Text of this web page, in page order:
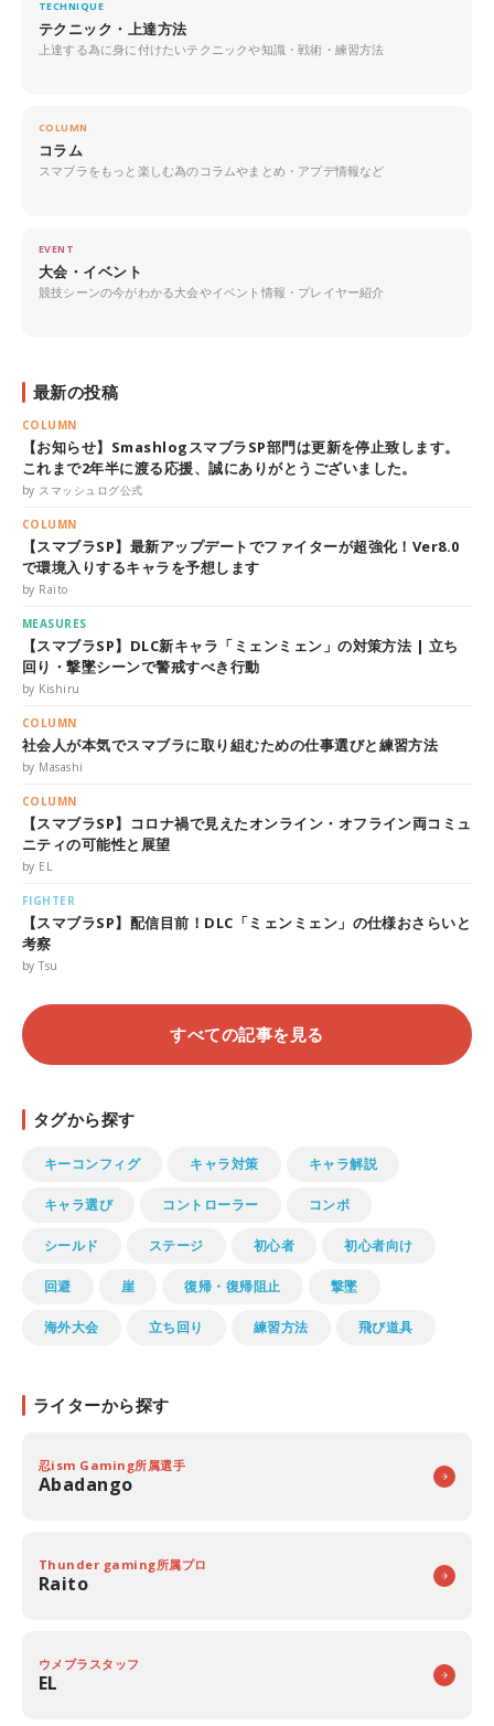
TECHNIQUE
テクニック・上達方法
上達する為に身に付けたいテクニックや知識・戦術・練習方法
COLUMN
コラム
スマブラをもっと楽しむ為のコラムやまとめ・アプデ情報など
EVENT
大会・イベント
競技シーンの今がわかる大会やイベント情報・プレイヤー紹介
最新の投稿
COLUMN
【お知らせ】SmashlogスマブラSP部門は更新を停止致します。
これまで2年半に渡る応援、誠にありがとうございました。
by スマッシュログ公式
COLUMN
【スマブラSP】最新アップデートでファイターが超強化！Ver8.0
で環境入りするキャラを予想します
by Raito
MEASURES
【スマブラSP】DLC新キャラ「ミェンミェン」の対策方法 | 立ち
回り・撃墜シーンで警戒すべき行動
by Kishiru
COLUMN
社会人が本気でスマブラに取り組むための仕事選びと練習方法
by Masashi
COLUMN
【スマブラSP】コロナ禍で見えたオンライン・オフライン両コミュ
ニティの可能性と展望
by EL
FIGHTER
【スマブラSP】配信目前！DLC「ミェンミェン」の仕様おさらいと
考察
by Tsu
すべての記事を見る
タグから探す
キーコンフィグ キャラ対策 キャラ解説
キャラ選び コントローラー コンボ
シールド ステージ 初心者 初心者向け
回避 崖 復帰・復帰阻止 撃墜
海外大会 立ち回り 練習方法 飛び道具
ライターから探す
忍ism Gaming所属選手
Abadango
Thunder gaming所属プロ
Raito
ウメブラスタッフ
EL